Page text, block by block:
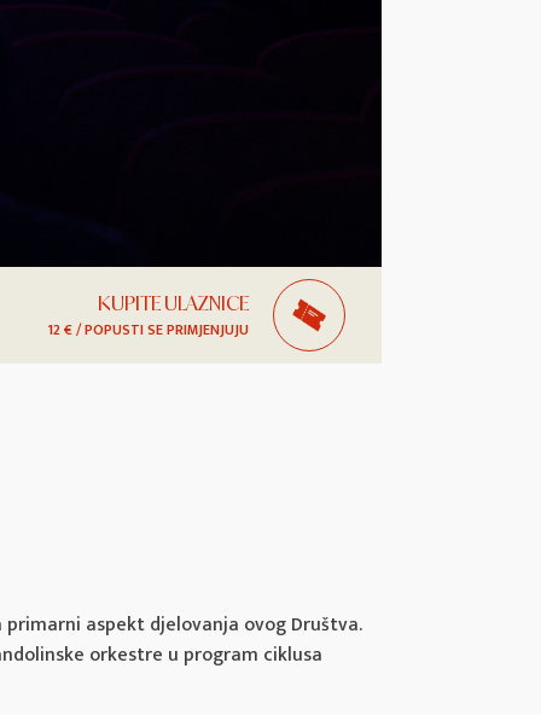
KUPITE ULAZNICE
12 € / POPUSTI SE PRIMJENJUJU
aspekt djelovanja ovog Društva.
orkestre u program ciklusa